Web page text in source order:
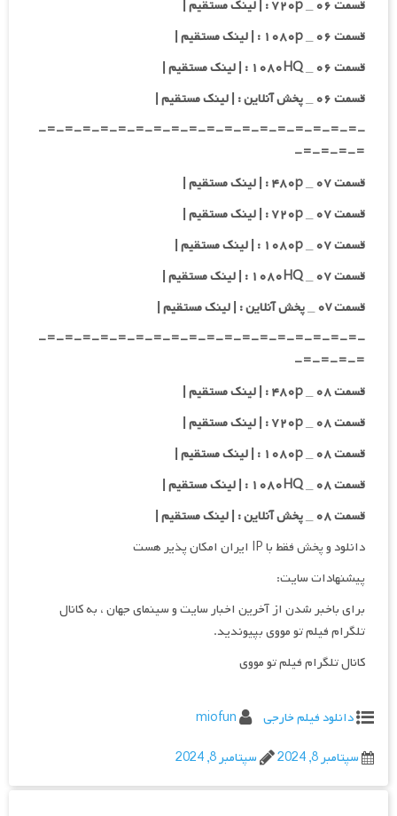
قسمت ۰۶ _ ۷۲۰p : | لینک مستقیم |
قسمت ۰۶ _ ۱۰۸۰p : | لینک مستقیم |
قسمت ۰۶ _ ۱۰۸۰HQ : | لینک مستقیم |
قسمت ۰۶ _ پخش آنلاین : | لینک مستقیم |
-=-=-=-=-=-=-=-=-=-=-=-=-=-=-=-=-=-=-
=-=-=-=-
قسمت ۰۷ _ ۴۸۰p : | لینک مستقیم |
قسمت ۰۷ _ ۷۲۰p : | لینک مستقیم |
قسمت ۰۷ _ ۱۰۸۰p : | لینک مستقیم |
قسمت ۰۷ _ ۱۰۸۰HQ : | لینک مستقیم |
قسمت ۰v _ پخش آنلاین : | لینک مستقیم |
-=-=-=-=-=-=-=-=-=-=-=-=-=-=-=-=-=-=-
=-=-=-=-
قسمت ۰۸ _ ۴۸۰p : | لینک مستقیم |
قسمت ۰۸ _ ۷۲۰p : | لینک مستقیم |
قسمت ۰۸ _ ۱۰۸۰p : | لینک مستقیم |
قسمت ۰۸ _ ۱۰۸۰HQ : | لینک مستقیم |
قسمت ۰۸ _ پخش آنلاین : | لینک مستقیم |
دانلود و پخش فقط با IP ایران امکان پذیر هست
پیشنهادات سایت:
برای باخبر شدن از آخرین اخبار سایت و سینمای جهان ، به کانال
تلگرام فیلم تو مووی بپیوندید.
کانال تلگرام فیلم تو مووی
دانلود فیلم خارجی
miofun
سپتامبر 8, 2024
سپتامبر 8, 2024